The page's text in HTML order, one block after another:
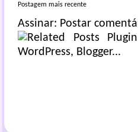
Postagem mais recente
Assinar: Postar